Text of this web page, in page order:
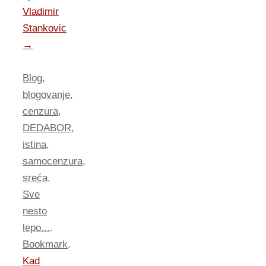
Vladimir
Stankovic
→
Blog,
blogovanje,
cenzura,
DEDABOR,
istina,
samocenzura,
sreća,
Sve
nesto
lepo....
Bookmark.
Kad